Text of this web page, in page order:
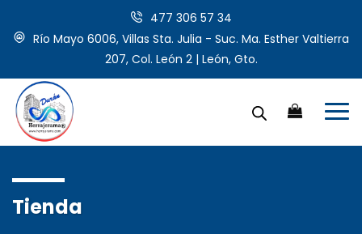
477 306 57 34
Río Mayo 6006, Villas Sta. Julia - Suc. Ma. Esther Valtierra
207, Col. León 2 | León, Gto.
Tienda